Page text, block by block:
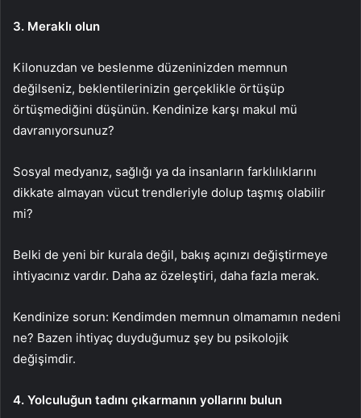
3. Meraklı olun
Kilonuzdan ve beslenme düzeninizden memnun
değilseniz, beklentilerinizin gerçeklikle örtüşüp
örtüşmediğini düşünün. Kendinize karşı makul mü
davranıyorsunuz?
Sosyal medyanız, sağlığı ya da insanların farklılıklarını
dikkate almayan vücut trendleriyle dolup taşmış olabilir
mi?
Belki de yeni bir kurala değil, bakış açınızı değiştirmeye
ihtiyacınız vardır. Daha az özeleştiri, daha fazla merak.
Kendinize sorun: Kendimden memnun olmamamın nedeni
ne? Bazen ihtiyaç duyduğumuz şey bu psikolojik
değişimdir.
4. Yolculuğun tadını çıkarmanın yollarını bulun